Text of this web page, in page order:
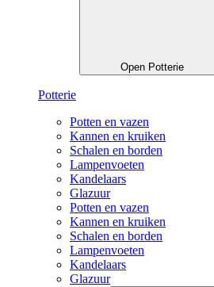
Open Potterie
Potterie
Potten en vazen
Kannen en kruiken
Schalen en borden
Lampenvoeten
Kandelaars
Glazuur
Potten en vazen
Kannen en kruiken
Schalen en borden
Lampenvoeten
Kandelaars
Glazuur